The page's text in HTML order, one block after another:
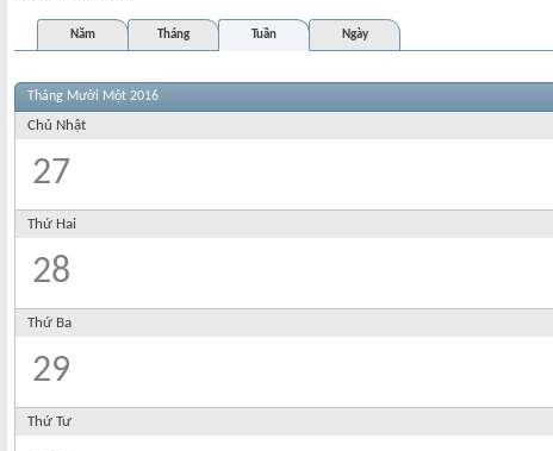
Năm
Tháng Tuần Ngày
Tháng Mười Một 2016
Chủ Nhật
27
Thứ Hai
28
Thứ Ba
29
Thứ Tư